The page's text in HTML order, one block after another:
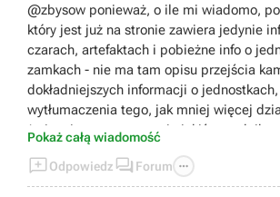
@zbysow ponieważ, o ile mi wiadomo,
który jest już na stronie zawiera jedynie
czarach, artefaktach i pobieżne info o
zamkach - nie ma tam opisu przejścia
dokładniejszych informacji o
wytłumaczenia tego, jak mniej więcej
że jest jeszcze na stronie jakiś poradnik, o
mam pojęcia?
Pokaż całą wiadomość
Odpowiedz  Forum 